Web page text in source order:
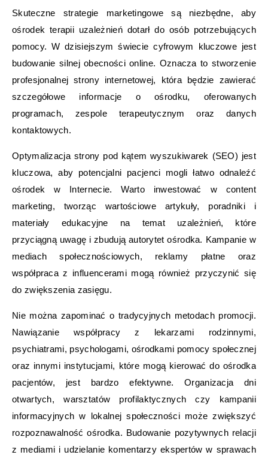
Skuteczne strategie marketingowe są niezbędne, aby
ośrodek terapii uzależnień dotarł do osób potrzebujących
pomocy. W dzisiejszym świecie cyfrowym kluczowe jest
budowanie silnej obecności online. Oznacza to stworzenie
profesjonalnej strony internetowej, która będzie zawierać
szczegółowe informacje o ośrodku, oferowanych
programach, zespole terapeutycznym oraz danych
kontaktowych.
Optymalizacja strony pod kątem wyszukiwarek (SEO) jest
kluczowa, aby potencjalni pacjenci mogli łatwo odnaleźć
ośrodek w Internecie. Warto inwestować w content
marketing, tworząc wartościowe artykuły, poradniki i
materiały edukacyjne na temat uzależnień, które
przyciągną uwagę i zbudują autorytet ośrodka. Kampanie w
mediach społecznościowych, reklamy płatne oraz
współpraca z influencerami mogą również przyczynić się
do zwiększenia zasięgu.
Nie można zapominać o tradycyjnych metodach promocji.
Nawiązanie współpracy z lekarzami rodzinnymi,
psychiatrami, psychologami, ośrodkami pomocy społecznej
oraz innymi instytucjami, które mogą kierować do ośrodka
pacjentów, jest bardzo efektywne. Organizacja dni
otwartych, warsztatów profilaktycznych czy kampanii
informacyjnych w lokalnej społeczności może zwiększyć
rozpoznawalność ośrodka. Budowanie pozytywnych relacji
z mediami i udzielanie komentarzy ekspertów w sprawach